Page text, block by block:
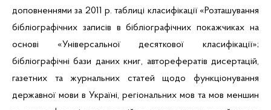
доповненнями за 2011 р. таблиці класифікації «Розташування
бібліографічних записів в бібліографічних покажчиках на
основі «Універсальної десяткової класифікації»;
бібліографічні бази даних книг, авторефератів дисертацій,
газетних та журнальних статей щодо функціонування
державної мови в Україні, регіональних мов та мов меншин